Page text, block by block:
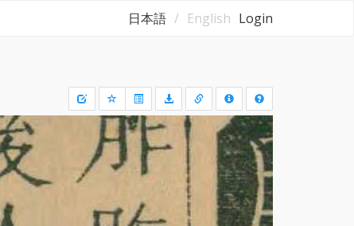
日本語 English Login
Draw
a
rectangle